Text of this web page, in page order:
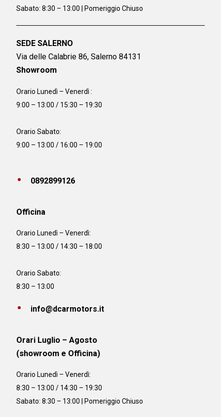
Sabato: 8:30 – 13:00 | Pomeriggio Chiuso
SEDE SALERNO
Via delle Calabrie 86, Salerno 84131
Showroom
Orario Lunedì – Venerdì :
9:00 – 13:00 / 15:30 – 19:30
Orario Sabato:
9:00 – 13:00 / 16:00 – 19:00
0892899126
Officina
Orario Lunedì – Venerdì:
8:30 – 13:00 / 14:30 – 18:00
Orario Sabato:
8:30 – 13:00
info@dcarmotors.it
Orari Luglio – Agosto
(showroom e Officina)
Orario Lunedì – Venerdì:
8:30 – 13:00 / 14:30 – 19:30
Sabato: 8:30 – 13:00 | Pomeriggio Chiuso